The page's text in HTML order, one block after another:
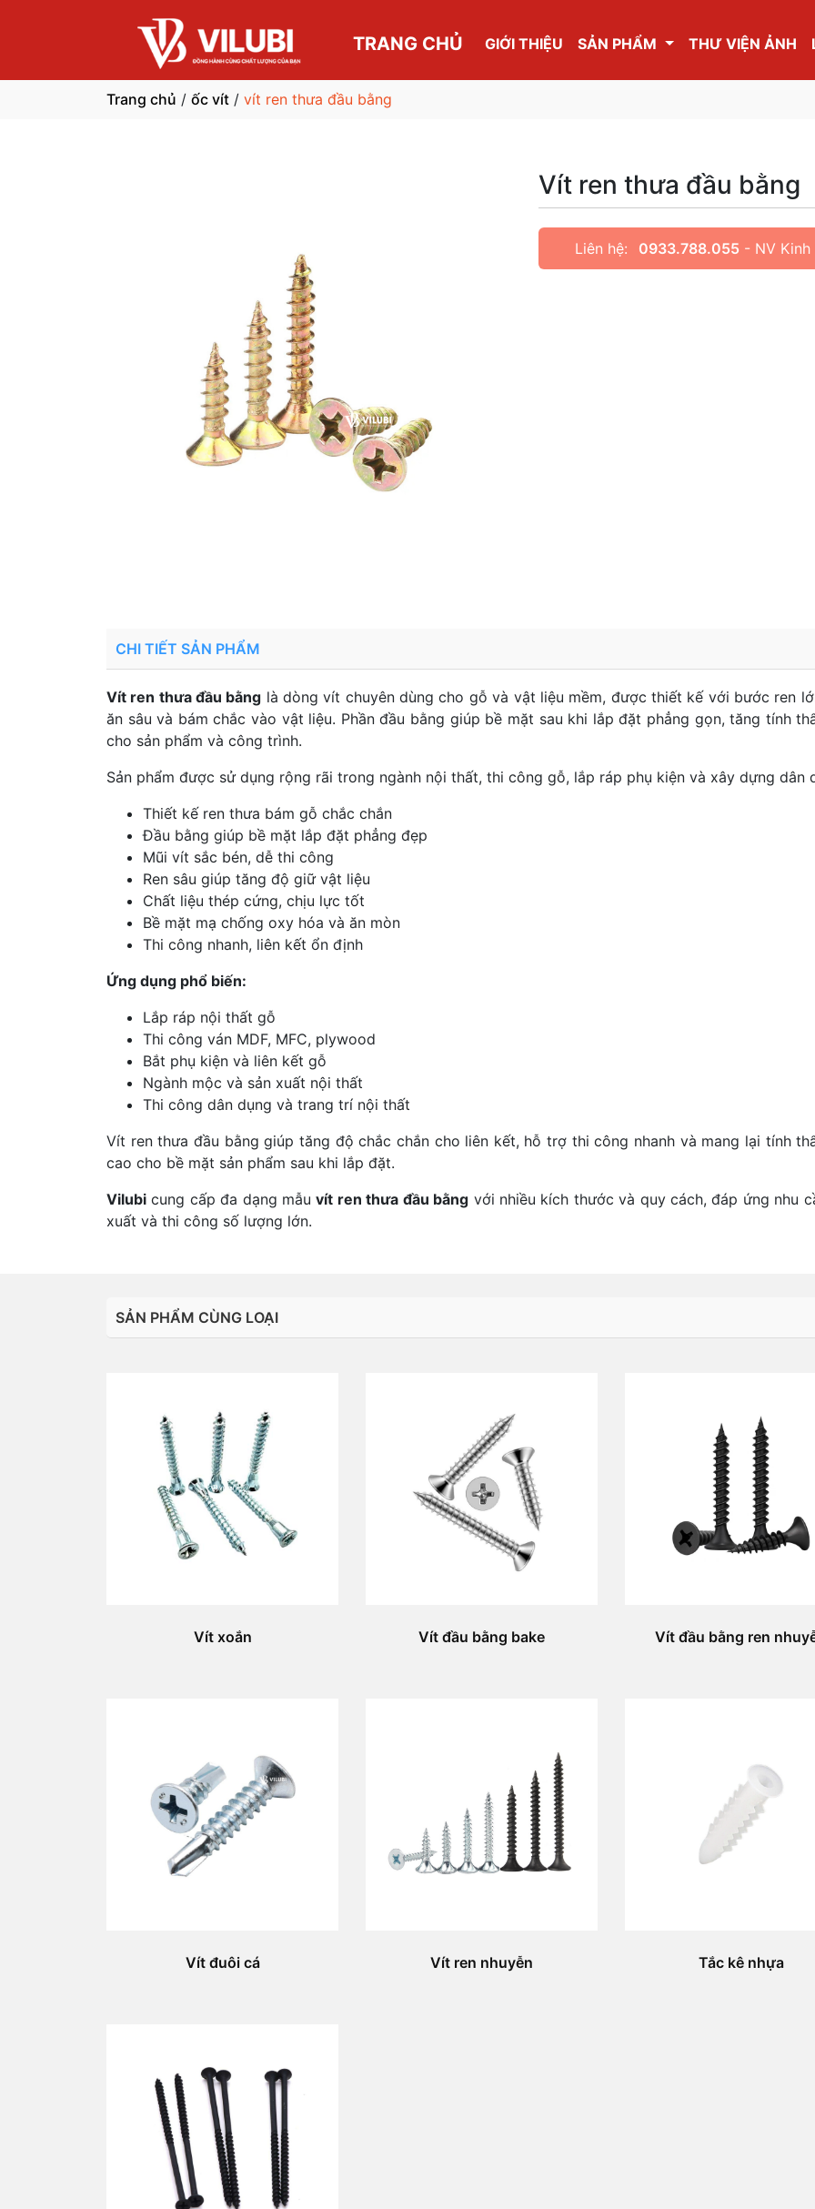
TRANG CHỦ GIỚI THIỆU SẢN PHẨM THƯ VIỆN ẢNH
Trang chủ / ốc vít / vít ren thưa đầu bằng
Vít ren thưa đầu bằng
Liên hệ: 0933.788.055 - NV Kinh
CHI TIẾT SẢN PHẨM
Vít ren thưa đầu bằng là dòng vít chuyên dùng cho gỗ và vật liệu mềm, được thiết kế với bước ren
ăn sâu và bám chắc vào vật liệu. Phần đầu bằng giúp bề mặt sau khi lắp đặt phẳng gọn, tăng tính
cho sản phẩm và công trình.
Sản phẩm được sử dụng rộng rãi trong ngành nội thất, thi công gỗ, lắp ráp phụ kiện và xây dựng dân
Thiết kế ren thưa bám gỗ chắc chắn
Đầu bằng giúp bề mặt lắp đặt phẳng đẹp
Mũi vít sắc bén, dễ thi công
Ren sâu giúp tăng độ giữ vật liệu
Chất liệu thép cứng, chịu lực tốt
Bề mặt mạ chống oxy hóa và ăn mòn
Thi công nhanh, liên kết ổn định
Ứng dụng phổ biến:
Lắp ráp nội thất gỗ
Thi công ván MDF, MFC, plywood
Bắt phụ kiện và liên kết gỗ
Ngành mộc và sản xuất nội thất
Thi công dân dụng và trang trí nội thất
Vít ren thưa đầu bằng giúp tăng độ chắc chắn cho liên kết, hỗ trợ thi công nhanh và mang lại tính
cao cho bề mặt sản phẩm sau khi lắp đặt.
Vilubi cung cấp đa dạng mẫuvít ren thưa đầu bằng với nhiều kích thước và quy cách, đáp ứng nhu
xuất và thi công số lượng lớn.
SẢN PHẨM CÙNG LOẠI
Vít xoắn Vít đầu bằng bake Vít đầu bằng ren
Vít đuôi cá Vít ren nhuyễn Tắc kê nhựa